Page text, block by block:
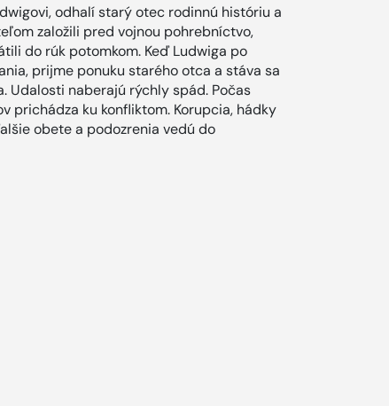
odhalí starý otec rodinnú históriu a
založili pred vojnou pohrebníctvo,
do rúk potomkom. Keď Ludwiga po
prijme ponuku starého otca a stáva sa
Udalosti naberajú rýchly spád. Počas
prichádza ku konfliktom. Korupcia, hádky
obete a podozrenia vedú do